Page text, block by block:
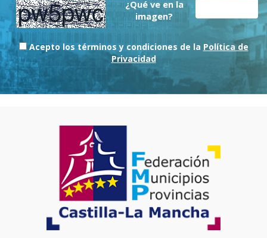
¿Qué ve en la
imagen?
Acepto los términos y condiciones de la Política de
Privacidad